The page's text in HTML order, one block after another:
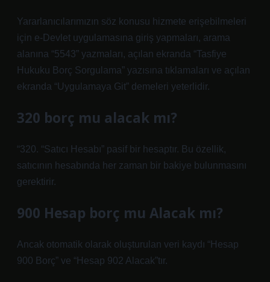
Yararlanıcılarımızın söz konusu hizmete erişebilmeleri
için e-Devlet uygulamasına giriş yapmaları, arama
alanına “5543” yazmaları, açılan ekranda “Tasfiye
Hukuku Borç Sorgulama” yazısına tıklamaları ve açılan
ekranda “Uygulamaya Git” demeleri yeterlidir.
320 borç mu alacak mı?
“320. “Satıcı Hesabı” pasif bir hesaptır. Bu özellik,
satıcının hesabında her zaman bir bakiye bulunmasını
gerektirir.
900 Hesap borç mu Alacak mı?
Ancak otomatik olarak oluşturulan veri kaydı “Hesap
900 Borç” ve “Hesap 902 Alacak”tır.